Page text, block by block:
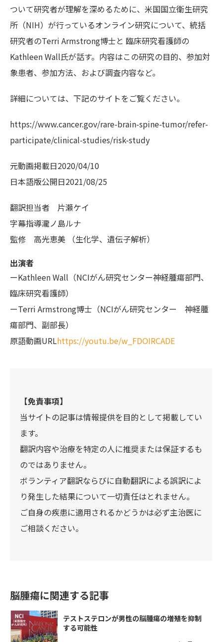
ついて研究者が理解を深めるために、米国国立衛生研究
所（NIH）が行っているオンライン研究について、統括
研究者のTerri Armstrong博士と 臨床研究看護師の
Kathleen Wall氏が話す。内容はこの研究の目的、参加対
象患者、参加方法、および調査内容など。
詳細については、下記のサイトをご覧ください。
https://www.cancer.gov/rare-brain-spine-tumor/refer-
participate/clinical-studies/risk-study
元動画掲載日2020/04/10
日本語版公開日2021/08/25
翻訳担当者 片瀬ケイ
字幕指導瀧ノ島ルナ
監修 高光恵美 （生化学、遺伝子解析）
出演者
ーKathleen Wall（NCIがん研究センター神経腫瘍部門、
臨床研究看護師）
ーTerri Armstrong博士（NCIがん研究センター 神経腫
瘍部門、副部長）
原語動画URLhttps://youtu.be/w_FDOIRCADE
【免責事項】
当サイトの記事は情報提供を目的として掲載してい
ます。
翻訳内容や治療を特定の人に推奨または保証するも
のではありません。
ボランティア翻訳ならびに自動翻訳による誤訳によ
り発生した結果について一切責任はとれません。
ご自身の疾患に適用されるかどうかは必ず主治医に
ご相談ください。
脳腫瘍に関連する記事
テストステロンが男性の脳腫瘍の増殖を抑制
する可能性